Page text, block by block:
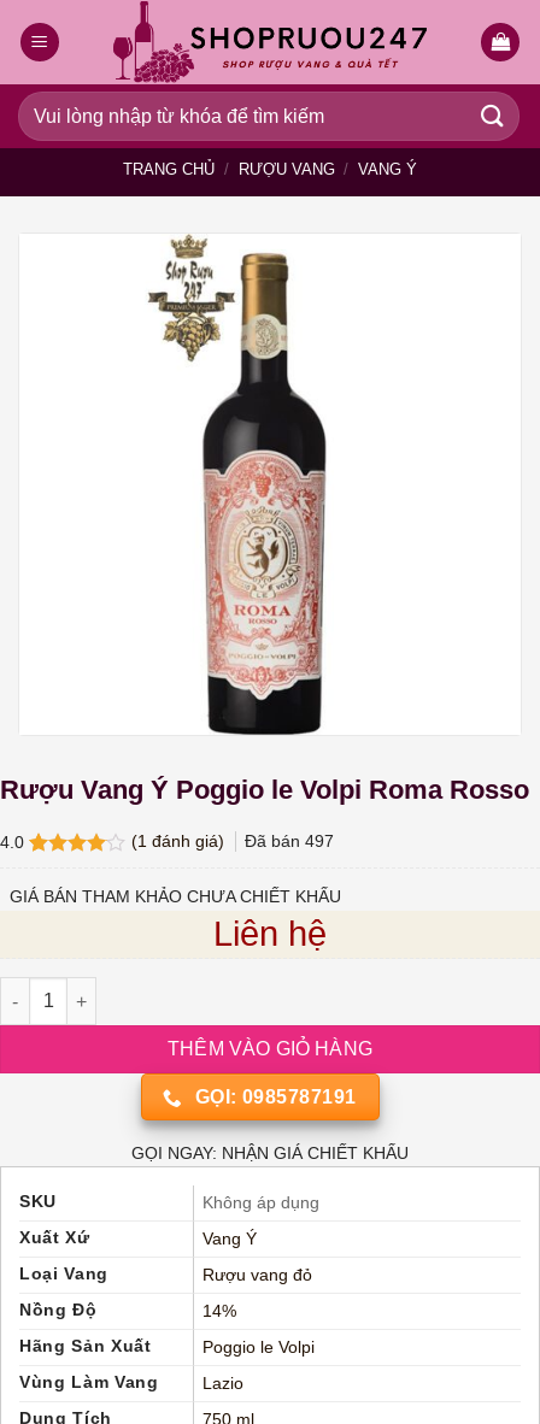
qua
dung
Tìm
kiếm:
TRANG CHỦ / RƯỢU VANG / VANG Ý
Rượu Vang Ý Poggio le Volpi Roma Rosso
4.0
5 dựa
(1 đánh giá) Đã bán 497
GIÁ BÁN THAM KHẢO CHƯA CHIẾT KHẤU
Liên hệ
Rượu Vang Ý Poggio le Volpi Roma Rosso số lượng
THÊM VÀO GIỎ HÀNG
GỌI: 0985787191
GỌI NGAY: NHẬN GIÁ CHIẾT KHẤU
SKU
Không áp dụng
Xuất Xứ
Vang Ý
Loại Vang
Rượu vang đỏ
Nồng Độ
14%
Hãng Sản Xuất
Poggio le Volpi
Vùng Làm Vang
Lazio
Dung Tích
750 ml